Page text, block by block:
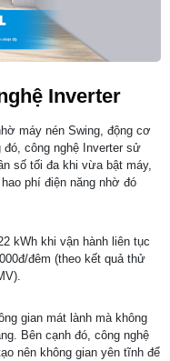
Inverter
máy nén Swing, động cơ
đó, công nghệ Inverter sử
số tối đa khi vừa bật máy,
phí điện năng nhờ đó
kWh khi vận hành liên tục
đêm (theo kết quả thử
gian mát lành mà không
Bên cạnh đó, công nghệ
nên không gian yên tĩnh để